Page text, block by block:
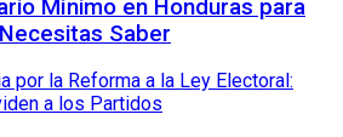
Mínimo en Honduras para
Saber